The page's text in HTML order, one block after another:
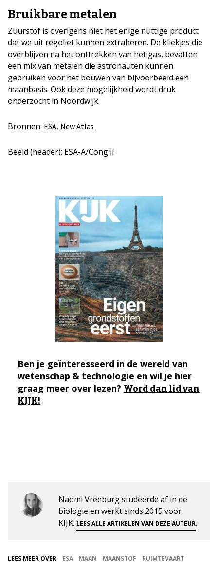
Bruikbare metalen
Zuurstof is overigens niet het enige nuttige product
dat we uit regoliet kunnen extraheren. De kliekjes die
overblijven na het onttrekken van het gas, bevatten
een mix van metalen die astronauten kunnen
gebruiken voor het bouwen van bijvoorbeeld een
maanbasis. Ook deze mogelijkheid wordt druk
onderzocht in Noordwijk.
Bronnen: ESA, New Atlas
Beeld (header): ESA-A/Congili
Ben je geïnteresseerd in de wereld van
wetenschap & technologie en wil je hier
graag meer over lezen? Word dan lid van
KIJK!
Naomi Vreeburg studeerde af in de
biologie en werkt sinds 2015 voor
KIJK. LEES ALLE ARTIKELEN VAN DEZE AUTEUR.
LEES MEER OVER ESA MAAN MAANSTOF
RUIMTEVAART